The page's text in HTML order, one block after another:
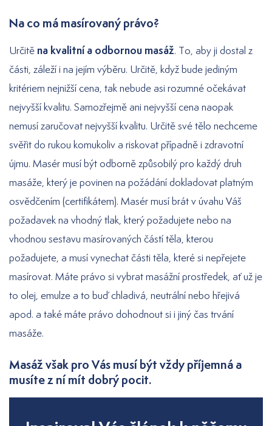
Na co má masírovaný právo?
Určitě na kvalitní a odbornou masáž. To, aby ji dostal z
části, záleží i na jejím výběru. Určitě, když bude jediným
kritériem nejnižší cena, tak nebude asi rozumné očekávat
nejvyšší kvalitu. Samozřejmě ani nejvyšší cena naopak
nemusí zaručovat nejvyšší kvalitu. Určitě své tělo nechceme
svěřit do rukou komukoliv a riskovat případně i zdravotní
újmu. Masér musí být odborně způsobilý pro každý druh
masáže, který je povinen na požádání dokladovat platným
osvědčením (certifikátem). Masér musí brát v úvahu Váš
požadavek na vhodný tlak, který požadujete nebo na
vhodnou sestavu masírovaných částí těla, kterou
požadujete, a musí vynechat části těla, které si nepřejete
masírovat. Máte právo si vybrat masážní prostředek, ať už je
to olej, emulze a to buď chladivá, neutrální nebo hřejivá
apod. a také máte právo dohodnout si i jiný čas trvání
masáže.
Masáž však pro Vás musí být vždy příjemná a
musíte z ní mít dobrý pocit.